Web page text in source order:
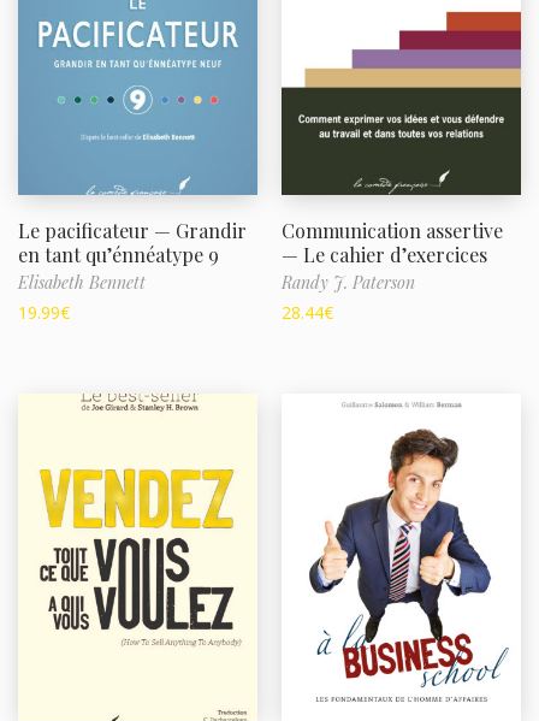
Le pacificateur — Grandir
en tant qu’énnéatype 9
Elisabeth Bennett
19.99€
Communication assertive
— Le cahier d’exercices
Randy J. Paterson
28.44€